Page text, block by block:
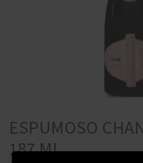
ESPUMOSO
187 ML